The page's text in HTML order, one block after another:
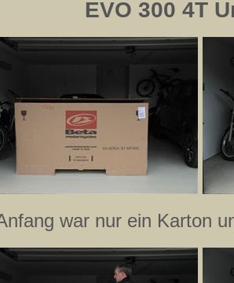
EVO 300 4T
war nur ein Karton